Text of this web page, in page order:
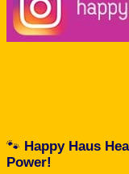
🐾 Happy Haus
Power!